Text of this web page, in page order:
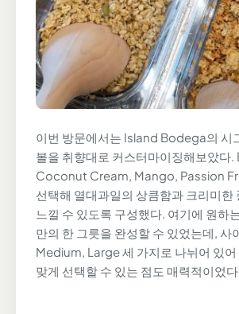
이번 방문에서는 Island Bodega의 시
볼을 취향대로 커스터마이징해보았다
Coconut Cream, Mango, Passion
선택해 열대과일의 상큼함과 크리미한
느낄 수 있도록 구성했다. 여기에 원하
만의 한 그릇을 완성할 수 있었는데, 사
Medium, Large 세 가지로 나뉘어 있어
맞게 선택할 수 있는 점도 매력적이었